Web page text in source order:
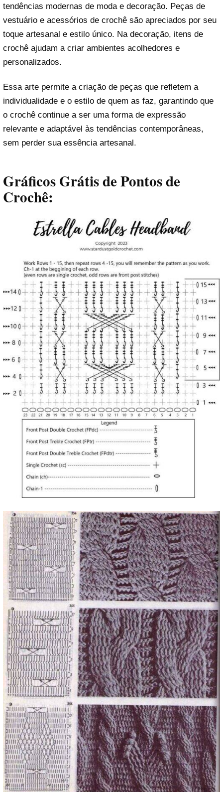
tendências modernas de moda e decoração. Peças de
vestuário e acessórios de crochê são apreciados por seu
toque artesanal e estilo único. Na decoração, itens de
crochê ajudam a criar ambientes acolhedores e
personalizados.
Essa arte permite a criação de peças que refletem a
individualidade e o estilo de quem as faz, garantindo que
o crochê continue a ser uma forma de expressão
relevante e adaptável às tendências contemporâneas,
sem perder sua essência artesanal.
Gráficos Grátis de Pontos de
Crochê: